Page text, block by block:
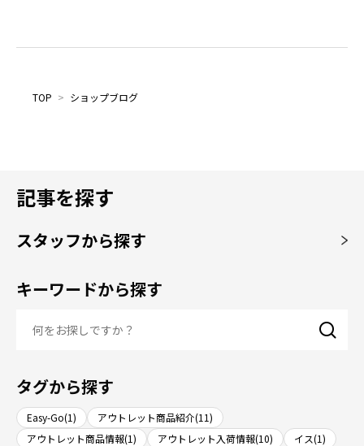
TOP > ショップブログ
記事を探す
スタッフから探す
キーワードから探す
タグから探す
Easy-Go(1)
アウトレット商品紹介(11)
アウトレット商品情報(1)
アウトレット入荷情報(10)
イス(1)